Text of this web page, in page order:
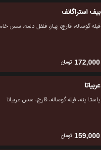
بیف استراگانف
فیله گوساله، قارچ، پیاز، فلفل دلمه، سس
172,000 تومان
عربیاتا
پاستا پنه، فیله گوساله، قارچ، سس عربیاتا
159,000 تومان